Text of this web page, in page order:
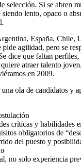
selección. Si se abren
lento, opaco o
España, Chile,
pide agilidad, pero se
dice que faltan
atraer talento
en 2009.
ola de candidatos y
críticas y habilidades
obligatorios de
del puesto y
no solo experiencia